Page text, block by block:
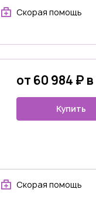
Скорая помощь
от 60 984 ₽
Купить
Скорая помощь